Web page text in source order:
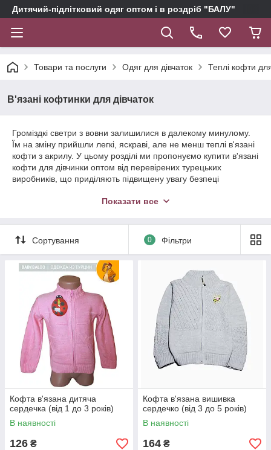
Дитячий-підлітковий одяг оптом і в роздріб "БАЛУ"
Товари та послуги Одяг для дівчаток Теплі кофти
В'язані кофтинки для дівчаток
Громіздкі светри з вовни залишилися в далекому минулому.
Їм на зміну прийшли легкі, яскраві, але не менш теплі в'язані
кофти з акрилу. У цьому розділі ми пропонуємо купити в'язані
кофти для дівчинки оптом від перевірених турецьких
виробників, що приділяють підвищену увагу безпеці
гідний товар за цінами «тільки для своїх»!
Показати все
Сортування 0 Фільтри
Кофта в'язана дитяча
сердечка (від 1 до 3 років)
В наявності
126 ₴
Кофта в'язана вишивка
сердечко (від 3 до 5 років)
В наявності
164 ₴